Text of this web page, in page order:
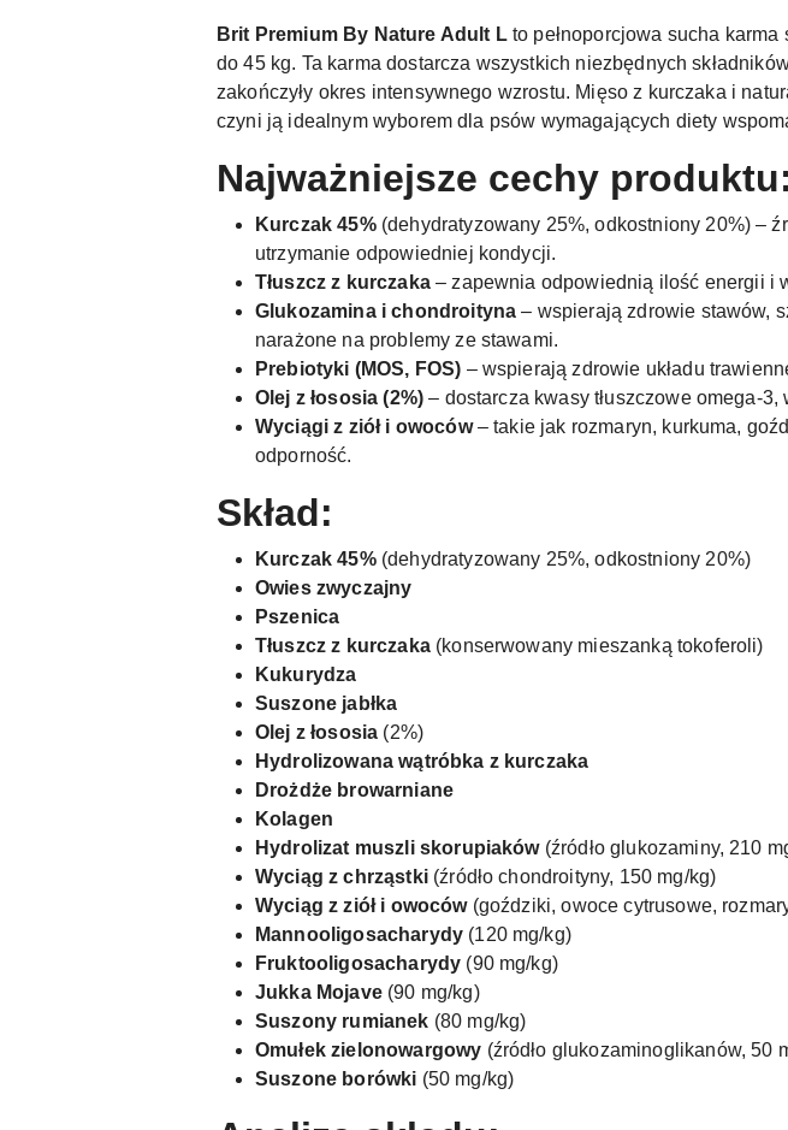
Brit Premium By Nature Adult Lto pełnoporcjowa sucha karma
do 45 kg. Ta karma dostarcza wszystkich niezbędnych
zakończyły okres intensywnego wzrostu. Mięso z kurczaka i
czyni ją idealnym wyborem dla psów wymagających diety
Najważniejsze cechy produktu:
Kurczak 45%(dehydratyzowany 25%, odkostniony 20%) –
utrzymanie odpowiedniej kondycji.
Tłuszcz z kurczaka– zapewnia odpowiednią ilość energii i
Glukozamina i chondroityna – wspierają zdrowie stawów,
narażone na problemy ze stawami.
Prebiotyki (MOS, FOS) – wspierają zdrowie układu
Olej z łososia (2%) – dostarcza kwasy tłuszczowe omega-
Wyciągi z ziół i owoców– takie jak rozmaryn, kurkuma,
odporność.
Skład:
Kurczak 45%(dehydratyzowany 25%, odkostniony 20%)
Owies zwyczajny
Pszenica
Tłuszcz z kurczaka(konserwowany mieszanką tokoferoli)
Kukurydza
Suszone jabłka
Olej z łososia (2%)
Hydrolizowana wątróbka z kurczaka
Drożdże browarniane
Kolagen
Hydrolizat muszli skorupiaków(źródło glukozaminy, 210
Wyciąg z chrząstki(źródło chondroityny, 150 mg/kg)
Wyciąg z ziół i owoców(goździki, owoce cytrusowe,
Mannooligosacharydy (120 mg/kg)
Fruktooligosacharydy (90 mg/kg)
Jukka Mojave(90 mg/kg)
Suszony rumianek (80 mg/kg)
Omułek zielonowargowy (źródło glukozaminoglikanów, 50
Suszone borówki (50 mg/kg)